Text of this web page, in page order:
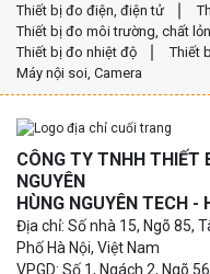
Thiết bị đo điện, điện tử
Thiết bị đo môi trường, chất
Thiết bị đo nhiệt độ
Thiết
Máy nội soi, Camera
CÔNG TY TNHH THIẾT
NGUYÊN
HÙNG NGUYÊN TECH -
Địa chỉ: Số nhà 15, Ngõ 85,
Phố Hà Nội, Việt Nam
VPGD: Số 1, Ngách 2, Ngõ